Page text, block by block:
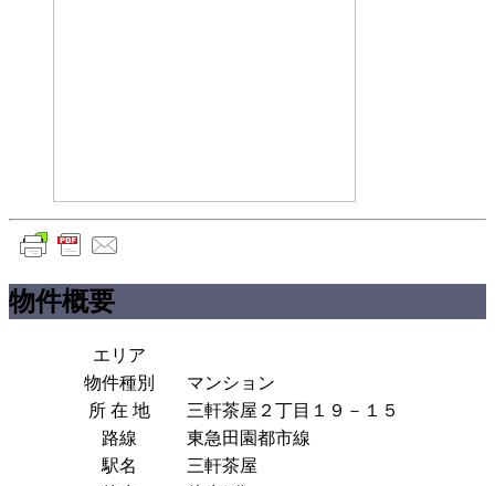
物件概要
エリア
物件種別
マンション
所 在 地
三軒茶屋２丁目１９－１５
路線
東急田園都市線
駅名
三軒茶屋